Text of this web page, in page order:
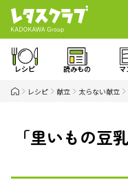
レシピ 読みもの マ
レシピ 献立 太らない献立
「里いもの豆